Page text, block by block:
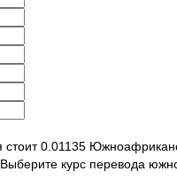
стоит 0.01135
курс перевода